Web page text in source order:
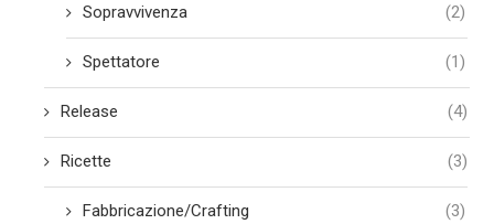
Sopravvivenza (2)
Spettatore (1)
Release (4)
Ricette (3)
Fabbricazione/Crafting (3)